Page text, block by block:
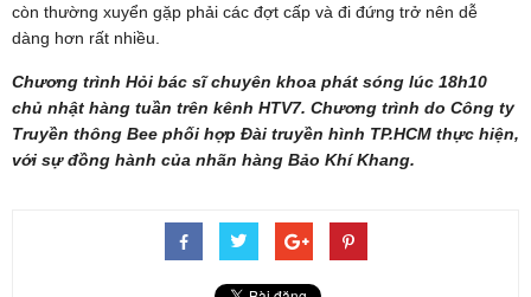
còn thường xuyển gặp phải các đợt cấp và đi đứng trở nên dễ
dàng hơn rất nhiều.
Chương trình Hỏi bác sĩ chuyên khoa phát sóng lúc 18h10
chủ nhật hàng tuần trên kênh HTV7. Chương trình do Công ty
Truyền thông Bee phối hợp Đài truyền hình TP.HCM thực hiện,
với sự đồng hành của nhãn hàng Bảo Khí Khang.